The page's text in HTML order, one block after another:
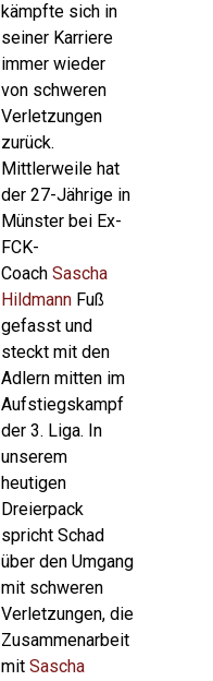
kämpfte sich in
seiner Karriere
immer wieder
von schweren
Verletzungen
zurück.
Mittlerweile hat
der 27-Jährige in
Münster bei Ex-
FCK-
Coach Sascha
HildmannFuß
gefasst und
steckt mit den
Adlern mitten im
Aufstiegskampf
der 3. Liga. In
unserem
heutigen
Dreierpack
spricht Schad
über den Umgang
mit schweren
Verletzungen, die
Zusammenarbeit
mit Sascha